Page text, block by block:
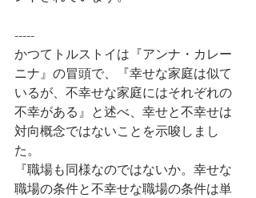
-----
かつてトルストイは『アンナ・カレー
ニナ』の冒頭で、『幸せな家庭は似て
いるが、不幸せな家庭にはそれぞれの
不幸がある』と述べ、幸せと不幸せは
対向概念ではないことを示唆しまし
た。
『職場も同様なのではないか。幸せな
職場の条件と不幸せな職場の条件は単